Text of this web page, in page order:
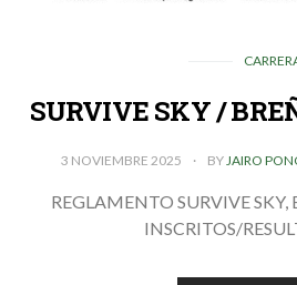
SURVIVE SKY /
3 NOVIEMBRE 2025 BY JAIRO
REGLAMENTO SURVIVE
INSCRITOS/